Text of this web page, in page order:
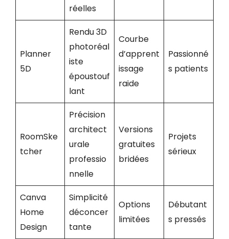
réelles
Planner
5D
Rendu 3D
photoréal
iste
époustouf
lant
Courbe
d’apprent
issage
raide
Passionné
s patients
RoomSke
tcher
Précision
architect
urale
professio
nnelle
Versions
gratuites
bridées
Projets
sérieux
Canva
Home
Design
Simplicité
déconcer
tante
Options
limitées
Débutant
s pressés